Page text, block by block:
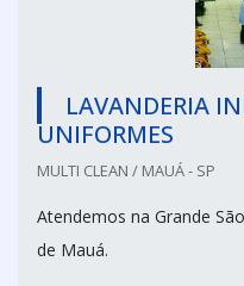
LAVANDERIA
UNIFORMES
MULTI CLEAN / MAUÁ - SP
Atendemos na Grande
de Mauá.